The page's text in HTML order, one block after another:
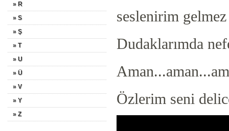
» R
» S
» Ş
» T
» U
» Ü
» V
» Y
» Z
seslenirim
Dudaklarımda
Özlerim seni